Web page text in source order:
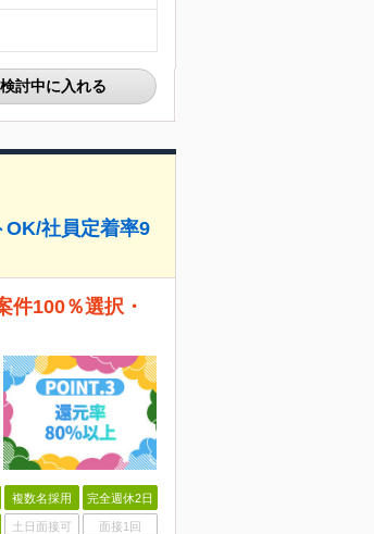
検討中に入れる
OK/社員定着率9
件100％選択・
複数名採用 完全週休2日
土日面接可 面接1回